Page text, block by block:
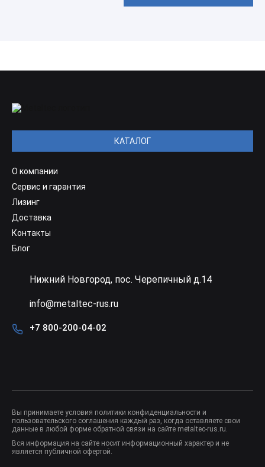
Нижний Новгород, пос. Черепичный д.14
info@metaltec-rus.ru
+7 800-200-04-02
О компании
Сервис и гарантия
Лизинг
Доставка
Контакты
Блог
КАТАЛОГ
Вы принимаете условия политики конфиденциальности и
пользовательского соглашения каждый раз, когда оставляете свои
данные в любой форме обратной связи на сайте metaltec-rus.ru.
Вся информация на сайте носит информационный характер и не
является публичной офертой.